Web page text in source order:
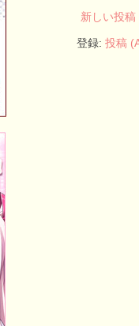
新しい投稿
登録: 投稿